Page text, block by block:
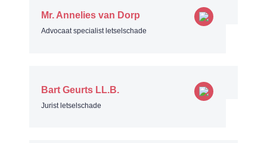
Mr. Annelies van Dorp
Advocaat specialist letselschade
Bart Geurts LL.B.
Jurist letselschade